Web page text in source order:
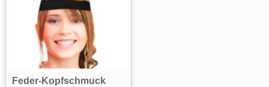
Feder-Kopfschmuck